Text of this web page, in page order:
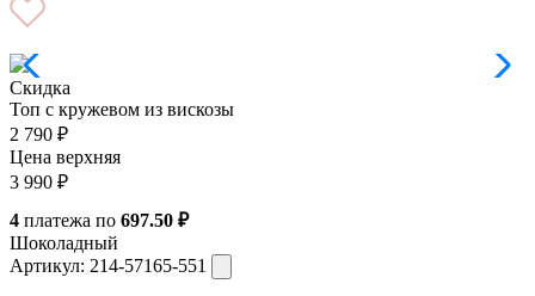
Скидка
Топ с кружевом из вискозы
2 790 ₽
Цена верхняя
3 990 ₽
4 платежа по 697.50 ₽
Шоколадный
Артикул: 214-57165-551